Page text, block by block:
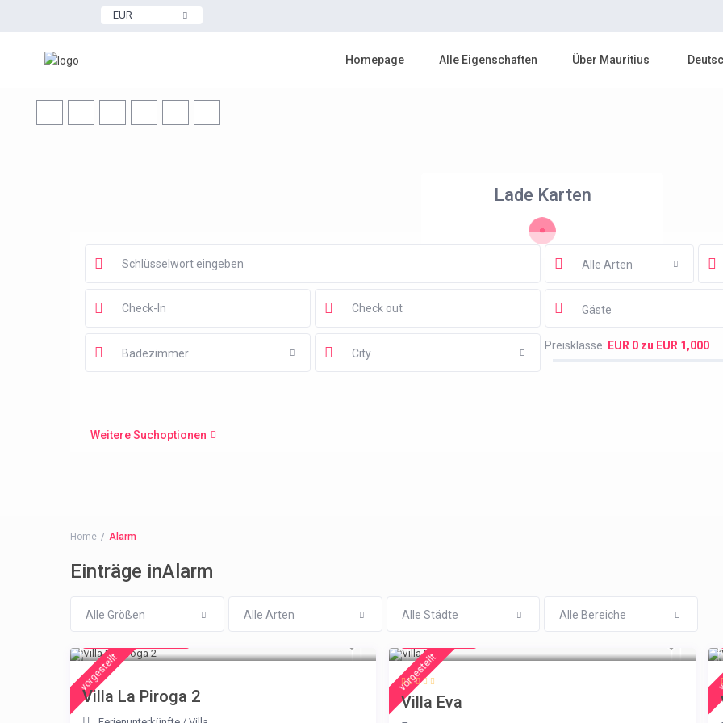
EUR
Homepage Alle Eigenschaften Über Mauritius
Lade Karten
Alle Arten
Gäste
Badezimmer City
Preisklasse: EUR 0 zu EUR 1,000
Weitere Suchoptionen
Home Alarm
Einträge inAlarm
Alle Größen Alle Arten Alle Städte Alle Bereiche
vorgestellt
Villa La Piroga 2
vorgestellt
Villa Eva